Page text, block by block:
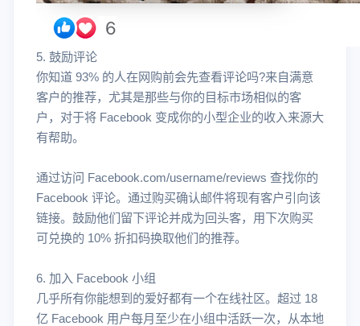
5. 鼓励评论
你知道 93% 的人在网购前会先查看评论吗?来自满意
客户的推荐，尤其是那些与你的目标市场相似的客
户，对于将 Facebook 变成你的小型企业的收入来源大
有帮助。
通过访问 Facebook.com/username/reviews 查找你的
Facebook 评论。通过购买确认邮件将现有客户引向该
链接。鼓励他们留下评论并成为回头客，用下次购买
可兑换的 10% 折扣码换取他们的推荐。
6. 加入 Facebook 小组
几乎所有你能想到的爱好都有一个在线社区。超过 18
亿 Facebook 用户每月至少在小组中活跃一次，从本地